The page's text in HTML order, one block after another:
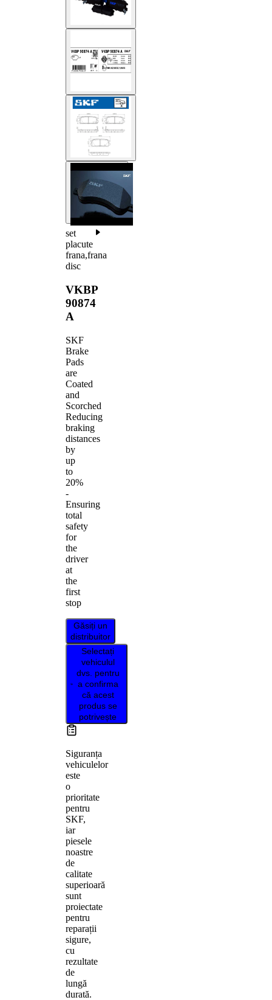
set
placute
frana,frana
disc
VKBP
90874
A
SKF
Brake
Pads
are
Coated
and
Scorched
Reducing
braking
distances
by
up
to
20%
-
Ensuring
total
safety
for
the
driver
at
the
first
stop
Găsiți un
distribuitor
Selectați
vehiculul
dvs. pentru
a confirma
că acest
produs se
potrivește
Siguranța
vehiculelor
este
o
prioritate
pentru
SKF,
iar
piesele
noastre
de
calitate
superioară
sunt
proiectate
pentru
reparații
sigure,
cu
rezultate
de
lungă
durată.